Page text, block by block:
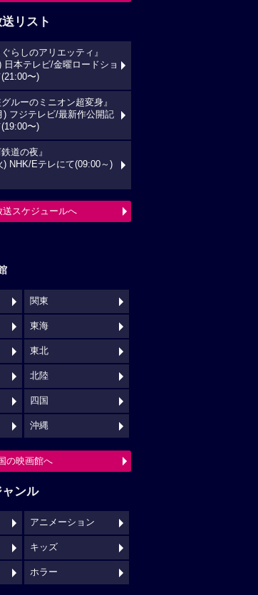
リスト
ぐらしのアリエッティ』
日本テレビ/金曜ロードショ
〜)
グルーのミニオン超変身』
) フジテレビ/最新作公開記
〜)
鉄道の夜』
) NHK/Eテレにて(09:00～)
送スケジュールへ
関東
東海
東北
北陸
四国
沖縄
の映画館へ
ンル
アニメーション
キッズ
ホラー